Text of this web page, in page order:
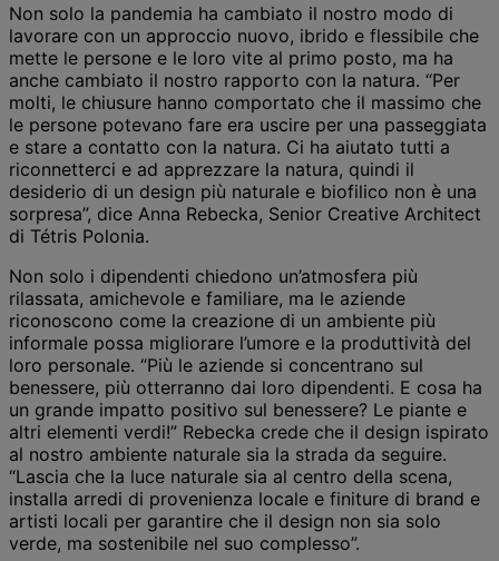
Non solo la pandemia ha cambiato il nostro modo di
lavorare con un approccio nuovo, ibrido e flessibile che
mette le persone e le loro vite al primo posto, ma ha
anche cambiato il nostro rapporto con la natura. “Per
molti, le chiusure hanno comportato che il massimo che
le persone potevano fare era uscire per una passeggiata
e stare a contatto con la natura. Ci ha aiutato tutti a
riconnetterci e ad apprezzare la natura, quindi il
desiderio di un design più naturale e biofilico non è una
sorpresa”, dice Anna Rebecka, Senior Creative Architect
di Tétris Polonia.
Non solo i dipendenti chiedono un’atmosfera più
rilassata, amichevole e familiare, ma le aziende
riconoscono come la creazione di un ambiente più
informale possa migliorare l’umore e la produttività del
loro personale. “Più le aziende si concentrano sul
benessere, più otterranno dai loro dipendenti. E cosa ha
un grande impatto positivo sul benessere? Le piante e
altri elementi verdi!” Rebecka crede che il design ispirato
al nostro ambiente naturale sia la strada da seguire.
“Lascia che la luce naturale sia al centro della scena,
installa arredi di provenienza locale e finiture di brand e
artisti locali per garantire che il design non sia solo
verde, ma sostenibile nel suo complesso”.